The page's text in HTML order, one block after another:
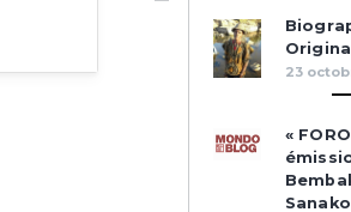
23
«